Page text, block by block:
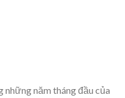
năm tháng đầu của